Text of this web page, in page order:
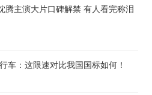
腾主演大片口碑解禁 有人看完称泪
车：这限速对比我国国标如何！